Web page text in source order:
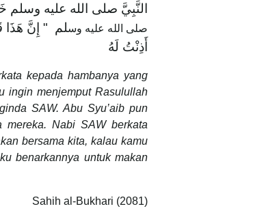
النَّبِيَّ صلى الله عليه
صلى الله عليه وسلم ‏ "‏ إِنَّ هَذَا
أَذِنْتُ لَهُ
kepada hambanya yang
ingin menjemput Rasulullah
SAW. Abu Syu’aib pun
mereka. Nabi SAW berkata
bersama kita, kalau kamu
benarkannya untuk makan
Sahih al-Bukhari (2081)